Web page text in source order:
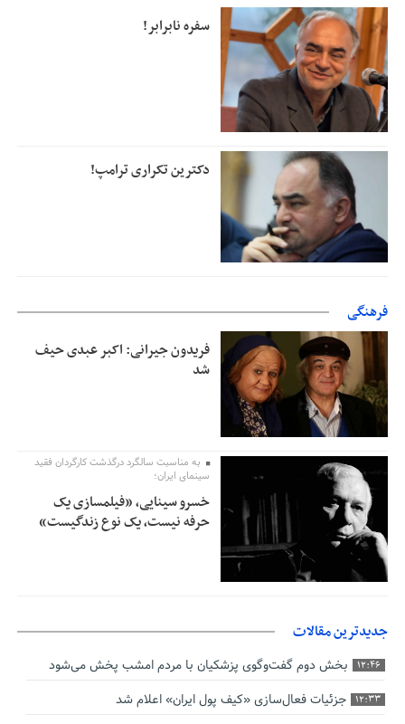
سفره نابرابر!
دکترین تکراری ترامپ!
فرهنگی
فریدون جیرانی: اکبر عبدی حیف
شد
به مناسبت سالگرد درگذشت کارگردان فقید
سینمای ایران؛
خسرو سینایی، «فیلمسازی یک
حرفه نیست، یک نوع زندگیست»
جدیدترین مقالات
12:46 بخش دوم گفت‌وگوی پزشکیان با مردم امشب پخش می‌شود
12:33
جزئیات فعال‌سازی «کیف پول ایران» اعلام شد